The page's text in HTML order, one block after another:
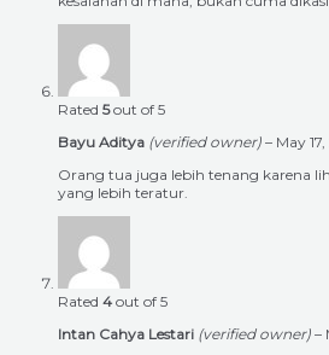
Rated 5out of 5
Bayu Aditya (verified owner) – May
Orang tua juga lebih tenang karena
yang lebih teratur.
Rated 4 out of 5
Intan Cahya Lestari (verified owner) –